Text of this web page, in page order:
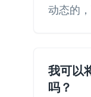
动态的
我可以
吗？